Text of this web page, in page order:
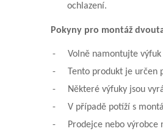
ochlazení.
Pokyny pro montáž
-
Volně namontujte
-
Tento produkt je určen
-
Některé výfuky jsou
-
V případě potíží s
-
Prodejce nebo výrobce